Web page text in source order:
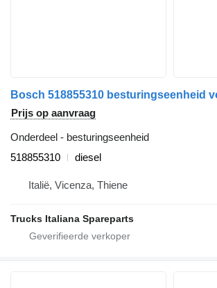
Prijs op aanvraag
Onderdeel - besturingseenheid
518855310
diesel
Italië, Vicenza, Thiene
Trucks Italiana Spareparts